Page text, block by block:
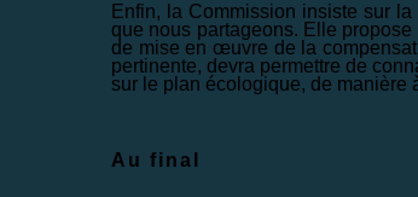
Enfin, la Commission insiste sur
que nous partageons. Elle
de mise en œuvre de la
pertinente, devra permettre de
sur le plan écologique, de manière
Au final